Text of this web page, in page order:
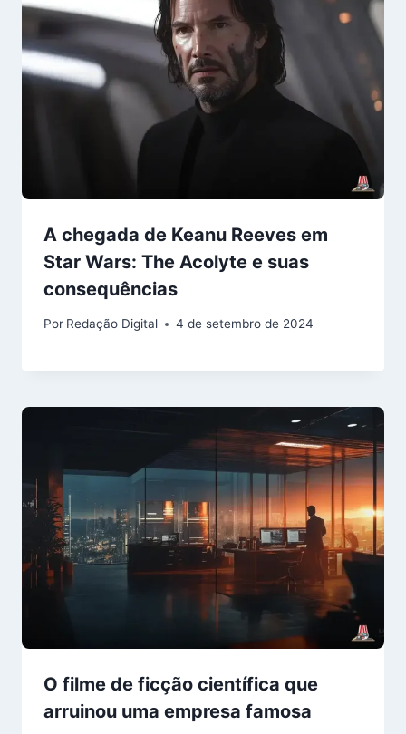
A chegada de Keanu Reeves em
Star Wars: The Acolyte e suas
consequências
Por Redação Digital 4 de setembro de 2024
O filme de ficção científica que
arruinou uma empresa famosa